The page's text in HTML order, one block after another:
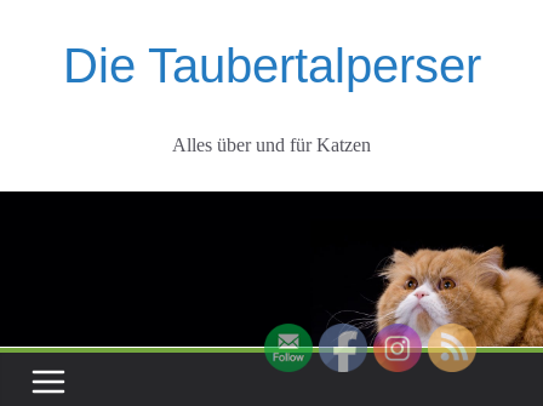
Die Taubertalperser
Alles über und für Katzen